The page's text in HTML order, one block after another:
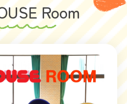
Room